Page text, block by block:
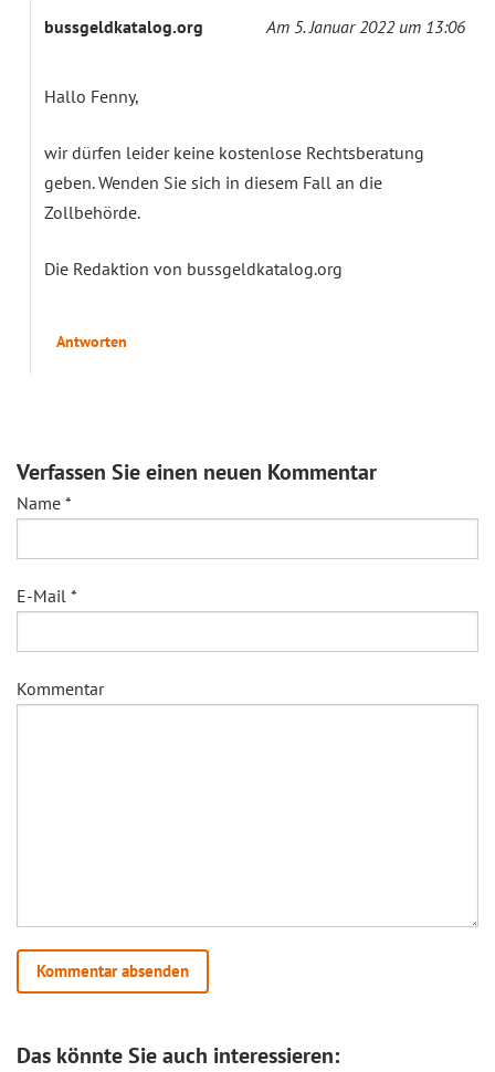
bussgeldkatalog.org Am 5. Januar 2022 um 13:06
Hallo Fenny,
wir dürfen leider keine kostenlose Rechtsberatung
geben. Wenden Sie sich in diesem Fall an die
Zollbehörde.
Die Redaktion von bussgeldkatalog.org
Antworten
Verfassen Sie einen neuen Kommentar
Name *
E-Mail *
Kommentar
Das könnte Sie auch interessieren: